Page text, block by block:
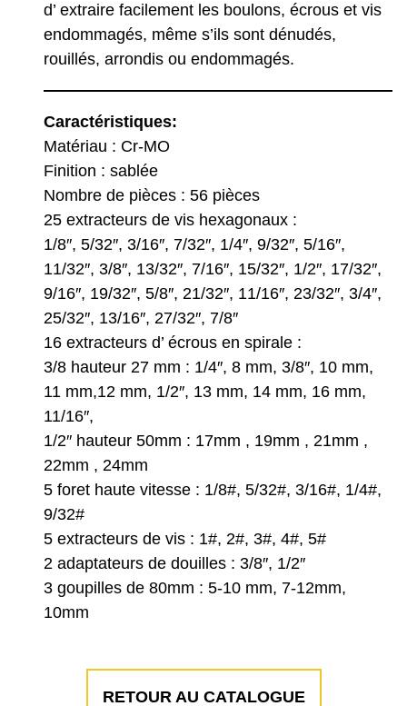
d’ extraire facilement les boulons, écrous et vis
endommagés, même s’ils sont dénudés,
rouillés, arrondis ou endommagés.
Caractéristiques:
Matériau : Cr-MO
Finition : sablée
Nombre de pièces : 56 pièces
25 extracteurs de vis hexagonaux :
1/8″, 5/32″, 3/16″, 7/32″, 1/4″, 9/32″, 5/16″,
11/32″, 3/8″, 13/32″, 7/16″, 15/32″, 1/2″, 17/32″,
9/16″, 19/32″, 5/8″, 21/32″, 11/16″, 23/32″, 3/4″,
25/32″, 13/16″, 27/32″, 7/8″
16 extracteurs d’ écrous en spirale :
3/8 hauteur 27 mm : 1/4″, 8 mm, 3/8″, 10 mm,
11 mm,12 mm, 1/2″, 13 mm, 14 mm, 16 mm,
11/16″,
1/2″ hauteur 50mm : 17mm , 19mm , 21mm ,
22mm , 24mm
5 foret haute vitesse : 1/8#, 5/32#, 3/16#, 1/4#,
9/32#
5 extracteurs de vis : 1#, 2#, 3#, 4#, 5#
2 adaptateurs de douilles : 3/8″, 1/2″
3 goupilles de 80mm : 5-10 mm, 7-12mm,
10mm
RETOUR AU CATALOGUE